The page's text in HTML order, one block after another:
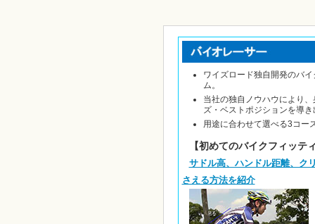
ワイズロード独自開発のバ
ム。
当社の独自ノウハウにより
ズ・ベストポジションを導
用途に合わせて選べる3コー
【初めてのバイクフィッテ
サドル高、ハンドル距離、ク
さえる方法を紹介